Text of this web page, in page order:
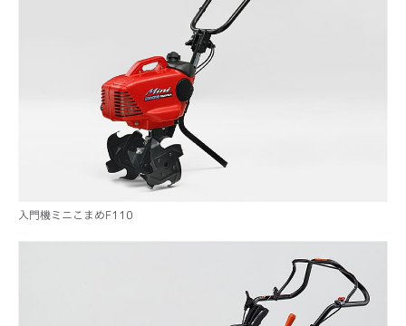
入門機ミニこまめF110